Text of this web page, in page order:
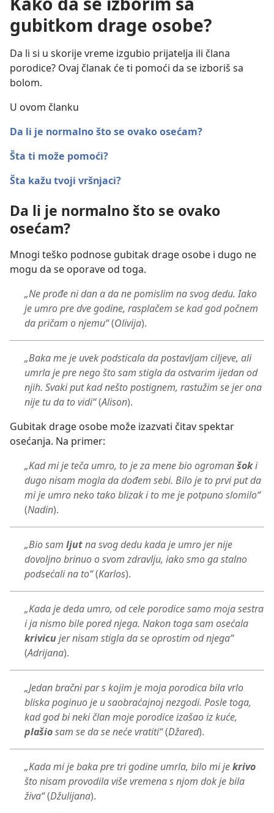
gubitkom drage osobe?
Da li si u skorije vreme izgubio prijatelja ili člana
porodice? Ovaj članak će ti pomoći da se izboriš sa
bolom.
U ovom članku
Da li je normalno što se ovako osećam?
Šta ti može pomoći?
Šta kažu tvoji vršnjaci?
Da li je normalno što se ovako
osećam?
Mnogi teško podnose gubitak drage osobe i dugo ne
mogu da se oporave od toga.
„Ne prođe ni dan a da ne pomislim na svog dedu. Iako
je umro pre dve godine, rasplačem se kad god počnem
da pričam o njemu“(Olivija).
„Baka me je uvek podsticala da postavljam ciljeve, ali
umrla je pre nego što sam stigla da ostvarim ijedan od
njih. Svaki put kad nešto postignem, rastužim se jer ona
nije tu da to vidi“(Alison).
Gubitak drage osobe može izazvati čitav spektar
osećanja. Na primer:
„Kad mi je teča umro, to je za mene bio ogromanšoki
dugo nisam mogla da dođem sebi. Bilo je to prvi put da
mi je umro neko tako blizak i to me je potpuno slomilo“
(Nadin).
„Bio sam ljutna svog dedu kada je umro jer nije
dovoljno brinuo o svom zdravlju, iako smo ga stalno
podsećali na to“(Karlos).
„Kada je deda umro, od cele porodice samo moja sestra
i ja nismo bile pored njega. Nakon toga sam osećala
krivicujer nisam stigla da se oprostim od njega“
(Adrijana).
„Jedan bračni par s kojim je moja porodica bila vrlo
bliska poginuo je u saobraćajnoj nezgodi. Posle toga,
kad god bi neki član moje porodice izašao iz kuće,
plašiosam se da se neće vratiti“(Džared).
„Kada mi je baka pre tri godine umrla, bilo mi jekrivo
što nisam provodila više vremena s njom dok je bila
živa“(Džulijana).